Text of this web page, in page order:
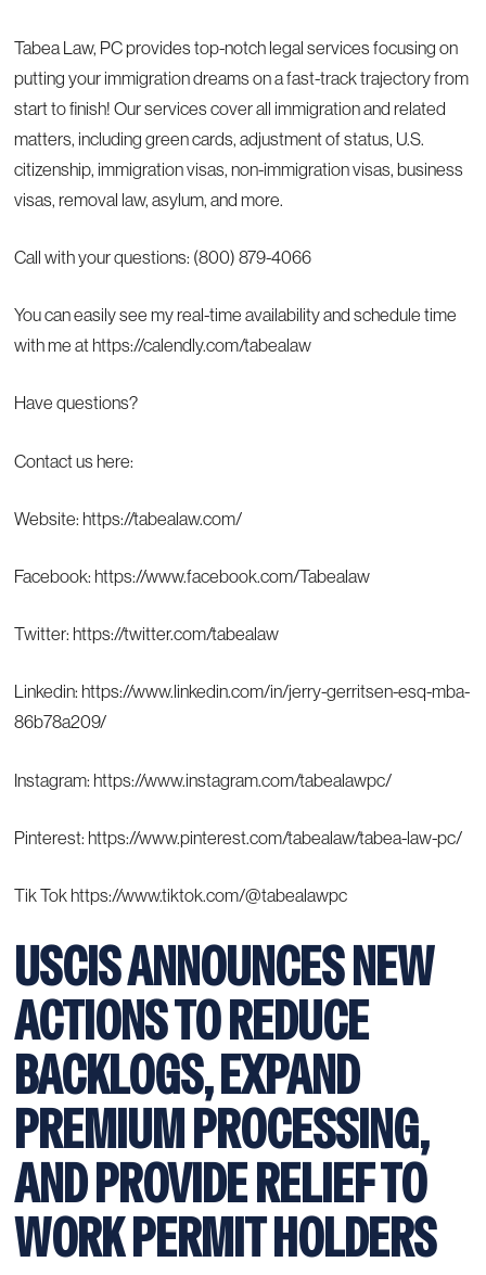
Tabea Law, PC provides top-notch legal services focusing on
putting your immigration dreams on a fast-track trajectory from
start to finish! Our services cover all immigration and related
matters, including green cards, adjustment of status, U.S.
citizenship, immigration visas, non-immigration visas, business
visas, removal law, asylum, and more.
Call with your questions: (800) 879-4066
You can easily see my real-time availability and schedule time
with me at https://calendly.com/tabealaw
Have questions?
Contact us here:
Website: https://tabealaw.com/
Facebook: https://www.facebook.com/Tabealaw
Twitter: https://twitter.com/tabealaw
Linkedin: https://www.linkedin.com/in/jerry-gerritsen-esq-mba-
86b78a209/
Instagram: https://www.instagram.com/tabealawpc/
Pinterest: https://www.pinterest.com/tabealaw/tabea-law-pc/
Tik Tok https://www.tiktok.com/@tabealawpc
USCIS ANNOUNCES NEW
ACTIONS TO REDUCE
BACKLOGS, EXPAND
PREMIUM PROCESSING,
AND PROVIDE RELIEF TO
WORK PERMIT HOLDERS